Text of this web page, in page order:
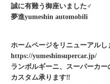
誠に有難う御座いました‍♂️
夢進yumeshin automobili
ホームページをリニューアルし
https://yumeshinsupercar.jp/
ランボルギーニ、スーパーカー
カスタム承ります‼️